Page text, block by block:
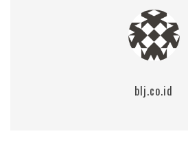
blj.co.id